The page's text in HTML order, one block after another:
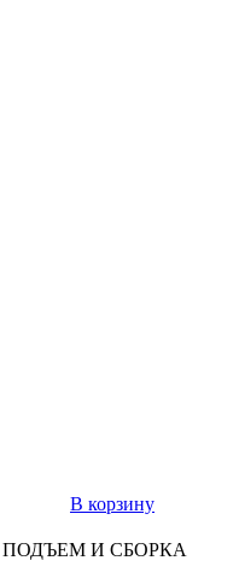
В корзину
ПОДЪЕМ И СБОРКА